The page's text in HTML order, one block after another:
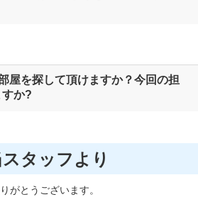
屋を探して頂けますか？今回の担
か?
タッフより
がとうございます。